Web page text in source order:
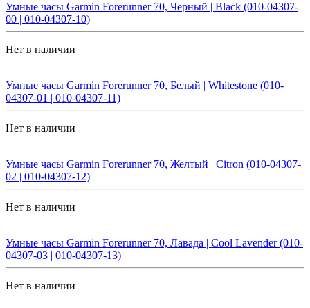
Умные часы Garmin Forerunner 70, Черный | Black (010-04307-
00 | 010-04307-10)
Нет в наличии
Умные часы Garmin Forerunner 70, Белый | Whitestone (010-
04307-01 | 010-04307-11)
Нет в наличии
Умные часы Garmin Forerunner 70, Желтый | Citron (010-04307-
02 | 010-04307-12)
Нет в наличии
Умные часы Garmin Forerunner 70, Лавада | Cool Lavender (010-
04307-03 | 010-04307-13)
Нет в наличии